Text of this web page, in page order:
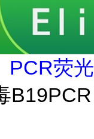
PCR荧光
B19PCR